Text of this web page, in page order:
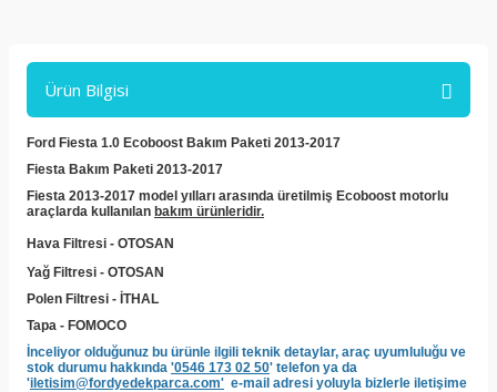
Ürün Bilgisi
Ford Fiesta 1.0 Ecoboost Bakım Paketi 2013-2017
Fiesta Bakım Paketi 2013-2017
Fiesta 2013-2017 model yılları arasında üretilmiş Ecoboost motorlu
araçlarda kullanılan bakım ürünleridir.
Hava Filtresi - OTOSAN
Yağ Filtresi - OTOSAN
Polen Filtresi - İTHAL
Tapa - FOMOCO
İnceliyor olduğunuz bu ürünle ilgili teknik detaylar, araç uyumluluğu ve
stok durumu hakkında '0546 173 02 50' telefon ya da
'iletisim@fordyedekparca.com' e-mail adresi yoluyla bizlerle iletişime